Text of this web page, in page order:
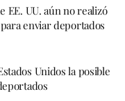
EE. UU. aún no realizó
enviar deportados
Unidos la posible